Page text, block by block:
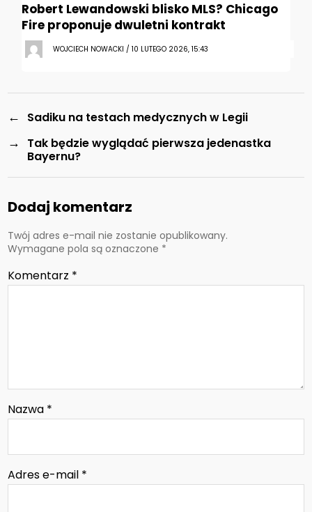
Robert Lewandowski blisko MLS? Chicago
Fire proponuje dwuletni kontrakt
WOJCIECH NOWACKI / 10 LUTEGO 2026, 15:43
← Sadiku na testach medycznych w Legii
→
Tak będzie wyglądać pierwsza jedenastka
Bayernu?
Dodaj komentarz
Twój adres e-mail nie zostanie opublikowany.
Wymagane pola są oznaczone *
Komentarz *
Nazwa *
Adres e-mail *